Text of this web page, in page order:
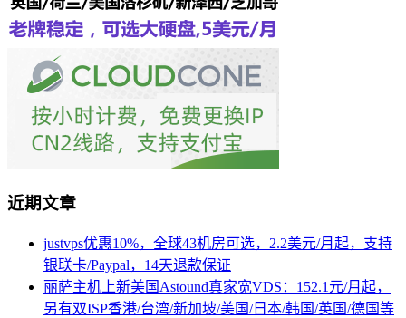
近期文章
justvps优惠10%，全球43机房可选，2.2美元/月起，支持
银联卡/Paypal，14天退款保证
丽萨主机上新美国Astound真家宽VDS：152.1元/月起，
另有双ISP香港/台湾/新加坡/美国/日本/韩国/英国/德国等